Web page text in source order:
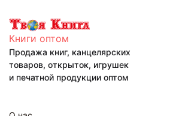
Книги оптом
Продажа книг, канцелярских
товаров, открыток, игрушек
и печатной продукции оптом